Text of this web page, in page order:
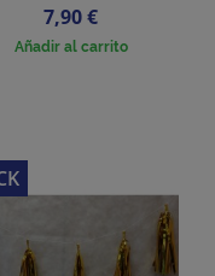
Precio
7,90 €
Añadir al carrito